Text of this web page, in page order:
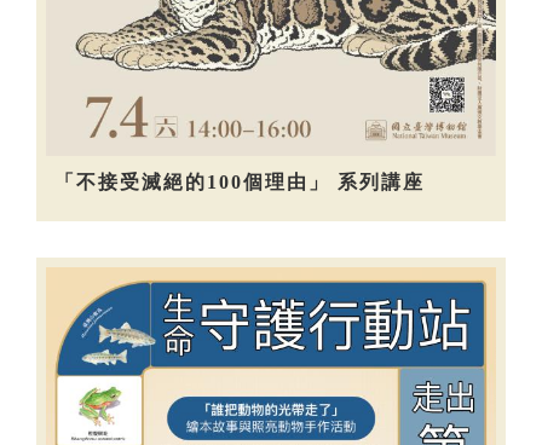
「不接受滅絕的100個理由」 系列講座